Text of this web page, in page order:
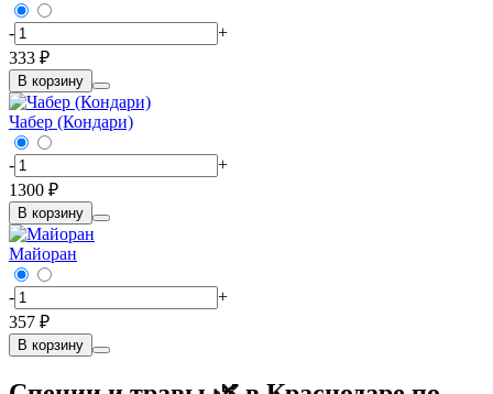
-
+
333 ₽
В корзину
Чабер (Кондари)
-
+
1300 ₽
В корзину
Майоран
-
+
357 ₽
В корзину